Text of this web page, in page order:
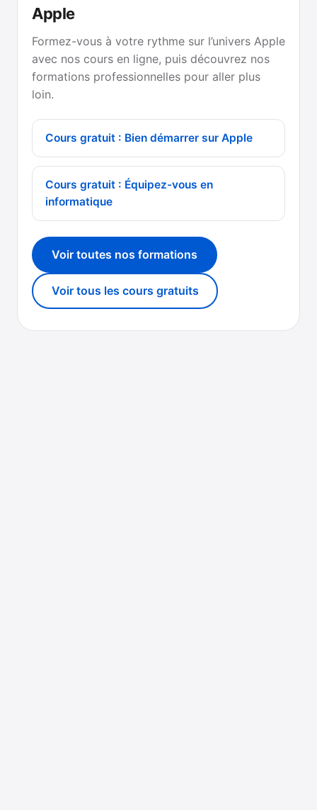
Apple
Formez-vous à votre rythme sur l’univers Apple
avec nos cours en ligne, puis découvrez nos
formations professionnelles pour aller plus
loin.
Cours gratuit : Bien démarrer sur Apple
Cours gratuit : Équipez-vous en
informatique
Voir toutes nos formations
Voir tous les cours gratuits